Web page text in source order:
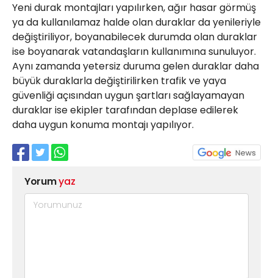
Yeni durak montajları yapılırken, ağır hasar görmüş
ya da kullanılamaz halde olan duraklar da yenileriyle
değiştiriliyor, boyanabilecek durumda olan duraklar
ise boyanarak vatandaşların kullanımına sunuluyor.
Aynı zamanda yetersiz duruma gelen duraklar daha
büyük duraklarla değiştirilirken trafik ve yaya
güvenliği açısından uygun şartları sağlayamayan
duraklar ise ekipler tarafından deplase edilerek
daha uygun konuma montajı yapılıyor.
Yorumyaz